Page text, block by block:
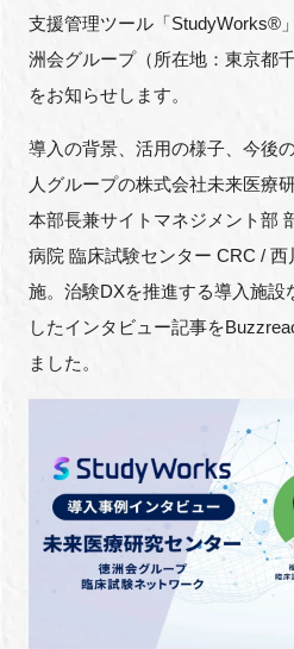
インタビュー・コラム
ニュース・掲示板
LINK-Jを知る
特別会員
施設・アクセス
イベントお知らせメール登録
支援管理ツール「StudyWorks®︎
洲会グループ（所在地：東京都
をお知らせします。
導入の背景、活用の様子、今後
人グループの株式会社未来医療
本部長兼サイトマネジメント部
病院 臨床試験センター CRC / 西
施。治験DXを推進する導入施設
したインタビュー記事を
ました。